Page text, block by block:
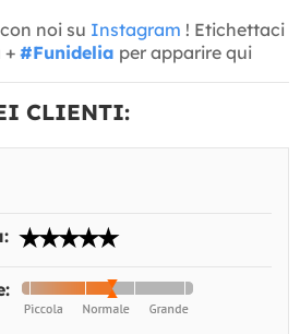
noi su Instagram ! Etichettaci
+ #Funidelia per apparire qui
CLIENTI: